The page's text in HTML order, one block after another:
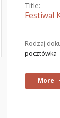
Title:
Festiwal
Rodzaj
pocztówka
More